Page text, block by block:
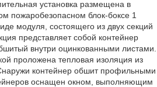
установка размещена в
пожаробезопасном блок-боксе 1
модуля, состоящего из двух секций
представляет собой контейнер
внутри оцинкованными листами.
проложена тепловая изоляция из
контейнер обшит профильными
оснащен окном, выполняющим